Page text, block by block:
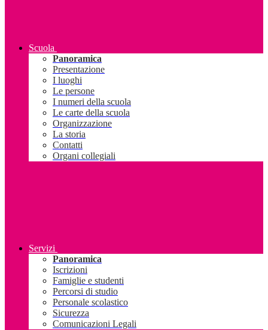
Scuola
Panoramica
Presentazione
I luoghi
Le persone
I numeri della scuola
Le carte della scuola
Organizzazione
La storia
Contatti
Organi collegiali
Servizi
Panoramica
Iscrizioni
Famiglie e studenti
Percorsi di studio
Personale scolastico
Sicurezza
Comunicazioni Legali